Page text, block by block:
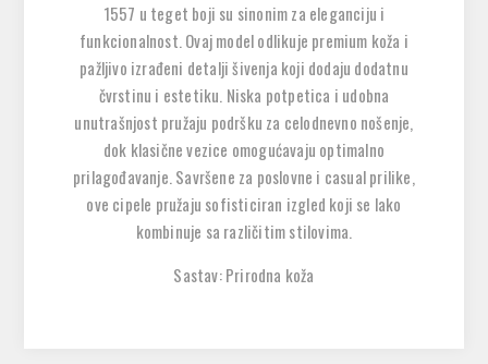
1557 u teget boji su sinonim za eleganciju i
funkcionalnost. Ovaj model odlikuje premium koža i
pažljivo izrađeni detalji šivenja koji dodaju dodatnu
čvrstinu i estetiku. Niska potpetica i udobna
unutrašnjost pružaju podršku za celodnevno nošenje,
dok klasične vezice omogućavaju optimalno
prilagođavanje. Savršene za poslovne i casual prilike,
ove cipele pružaju sofisticiran izgled koji se lako
kombinuje sa različitim stilovima.
Sastav: Prirodna koža